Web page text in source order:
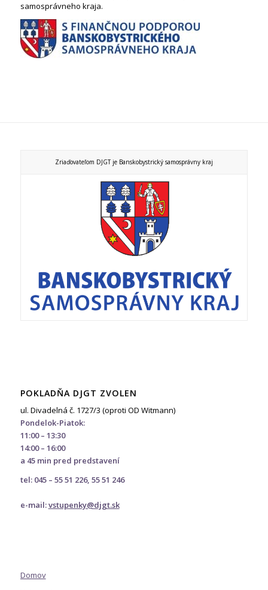
samosprávneho kraja.
Zriaďovateľom DJGT je Banskobystrický samosprávny kraj
POKLADŇA DJGT ZVOLEN
ul. Divadelná č. 1727/3 (oproti OD Witmann)
Pondelok-Piatok:
11:00 – 13:30
14:00 – 16:00
a 45 min pred predstavení
tel: 045 – 55 51 226, 55 51 246
e-mail:vstupenky@djgt.sk
Domov